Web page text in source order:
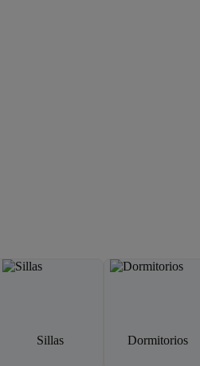
Sillas Dormitorios